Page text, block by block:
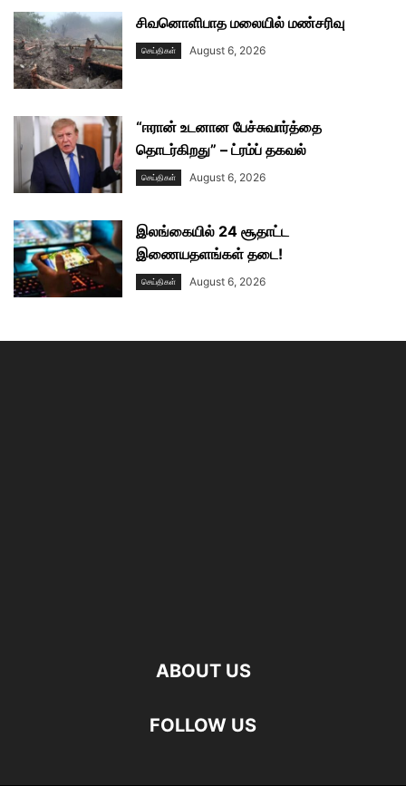
சிவனொளிபாத மலையில் மண்சரிவு
செய்திகள் August 6, 2026
“ஈரான் உடனான பேச்சுவார்த்தை
தொடர்கிறது” – ட்ரம்ப் தகவல்
செய்திகள் August 6, 2026
இலங்கையில் 24 சூதாட்ட
இணையதளங்கள் தடை!
செய்திகள் August 6, 2026
ABOUT US
FOLLOW US